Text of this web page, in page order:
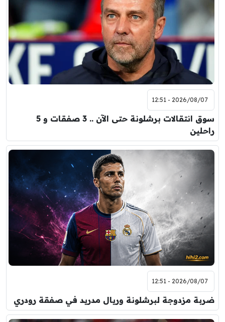
2026/08/07 - 12:51
سوق انتقالات برشلونة حتى الآن .. 3 صفقات و 5
راحلين
2026/08/07 - 12:51
ضربة مزدوجة لبرشلونة وريال مدريد في صفقة رودري